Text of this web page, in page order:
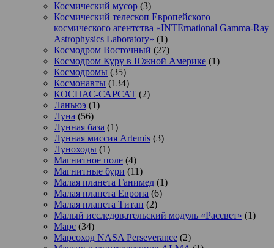
Космический мусор (3)
Космический телескоп Европейского
космического агентства «INTErnational Gamma-Ray
Astrophysics Laboratory» (1)
Космодром Восточный (27)
Космодром Куру в Южной Америке (1)
Космодромы (35)
Космонавты (134)
КОСПАС-САРСАТ (2)
Ланьюэ (1)
Луна (56)
Лунная база (1)
Лунная миссия Artemis (3)
Луноходы (1)
Магнитное поле (4)
Магнитные бури (11)
Малая планета Ганимед (1)
Малая планета Европа (6)
Малая планета Титан (2)
Малый исследовательский модуль «Рассвет» (1)
Марс (34)
Марсоход NASA Perseverance (2)